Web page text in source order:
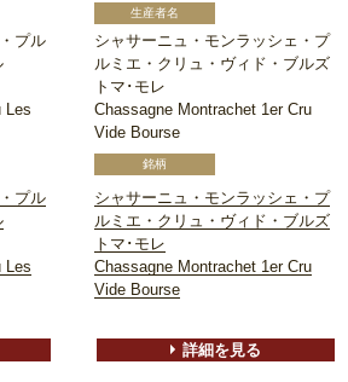
プル
Les
プル
Les
シャサーニュ・モンラッシェ・プ
ルミエ・クリュ・ヴィド・ブルズ
トマ･モレ
Chassagne Montrachet 1er Cru
Vide Bourse
シャサーニュ・モンラッシェ・プ
ルミエ・クリュ・ヴィド・ブルズ
トマ･モレ
Chassagne Montrachet 1er Cru
Vide Bourse
詳細を見る